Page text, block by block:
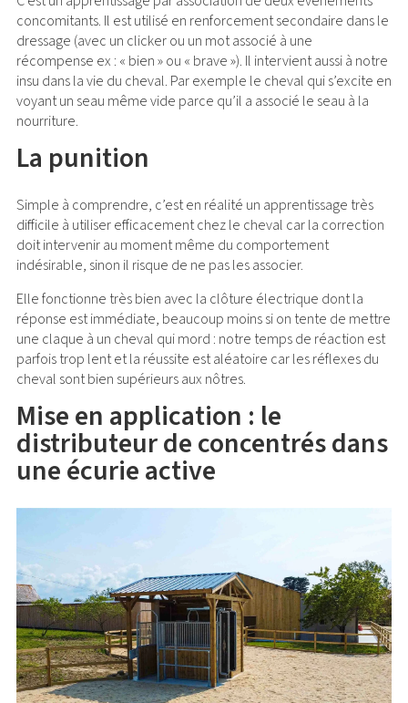
concomitants. Il est utilisé en renforcement secondaire dans le
dressage (avec un clicker ou un mot associé à une
récompense ex : « bien » ou « brave »). Il intervient aussi à notre
insu dans la vie du cheval. Par exemple le cheval qui s’excite en
voyant un seau même vide parce qu’il a associé le seau à la
nourriture.
La punition
Simple à comprendre, c’est en réalité un apprentissage très
difficile à utiliser efficacement chez le cheval car la correction
doit intervenir au moment même du comportement
indésirable, sinon il risque de ne pas les associer.
Elle fonctionne très bien avec la clôture électrique dont la
réponse est immédiate, beaucoup moins si on tente de mettre
une claque à un cheval qui mord : notre temps de réaction est
parfois trop lent et la réussite est aléatoire car les réflexes du
cheval sont bien supérieurs aux nôtres.
Mise en application : le
distributeur de concentrés dans
une écurie active